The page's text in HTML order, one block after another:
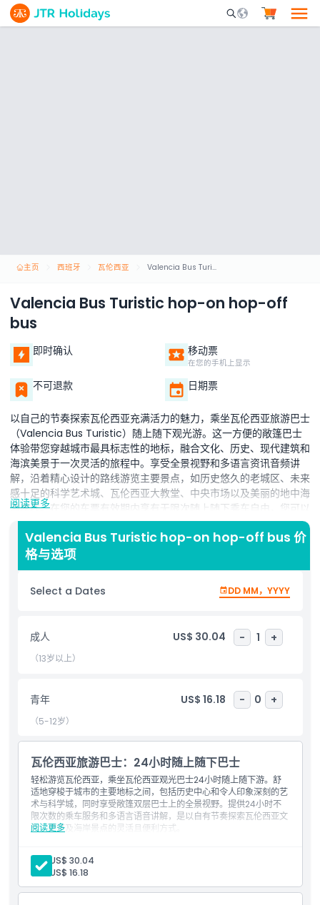
Mobile Search
主页 西班牙 瓦伦西亚 Valencia Bus Turistic hop-on hop-off bus
Valencia Bus Turistic hop-on hop-off
bus
即时确认 移动票
在您的手机上显示
不可退款 日期票
以自己的节奏探索瓦伦西亚充满活力的魅力，乘坐瓦伦西亚旅游巴士
（Valencia Bus Turistic）随上随下观光游。这一方便的敞篷巴士
体验带您穿越城市最具标志性的地标，融合文化、历史、现代建筑和
海滨美景于一次灵活的旅程中。享受全景视野和多语言资讯音频讲
解，沿着精心设计的路线游览主要景点，如历史悠久的老城区、未来
感十足的科学艺术城、瓦伦西亚大教堂、中央市场以及美丽的地中海
海岸线。在您的车票有效期内享有无限次随上随下乘车自由，您可以
随时在各个停靠点下车游览，乘坐下一班到达的巴士继续您的旅程。
无论您想漫步迷人的广场、参观博物馆、在热闹的街道购物，还是在
海滩附近放松，这项服务都提供了一种无忧无虑且舒适的方式来体验
这座城市。巴士配备舒适座椅和开放式上层甲板，让情侣、家庭和单
独旅行者都能愉快地观光。对于首次访问瓦伦西亚、寻找灵活性、便
利性及壮丽城市景观的游客来说，这是理想的入门选择。
亮点
儿童成人政策
需要了解的事项
位置
取消政策
阅读更多
Valencia Bus Turistic hop-on hop-off bus 价
格与选项
Select a Dates DD MM，YYYY
成人 US$ 30.04 - 1 +
（13岁以上）
青年 US$ 16.18 - 0 +
（5-12岁）
瓦伦西亚旅游巴士：24小时随上随下巴士
轻松游览瓦伦西亚，乘坐瓦伦西亚观光巴士24小时随上随下游。舒
适地穿梭于城市的主要地标之间，包括历史中心和令人印象深刻的艺
术与科学城，同时享受敞篷双层巴士上的全景视野。提供24小时不
限次数的乘车服务和多语言语音讲解，是以自有节奏探索瓦伦西亚文
化、建筑及海岸景点的灵活且便利方式。
阅读更多
瓦伦西亚48小时随上随下巴士通行证
提供10种语言的音频导览，包括地标的解说和历史介绍
成人: US$ 30.04
青年:
US$ 16.18